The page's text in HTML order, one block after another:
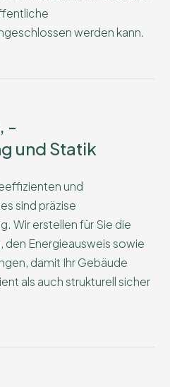
werden kann.
-
und Statik
und
sind präzise
Wir erstellen für Sie die
Energieausweis sowie
damit Ihr Gebäude
als auch strukturell sicher